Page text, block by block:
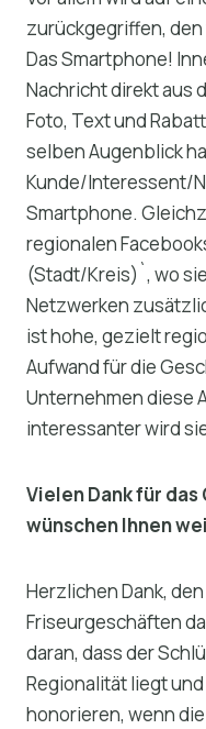
zurückgegriffen,
Das Smartphone!
Nachricht direkt aus
Foto, Text und
selben Augenblick
Kunde/Interessent/
Smartphone.
regionalen
(Stadt/Kreis)`, wo
Netzwerken
ist hohe, gezielt
Aufwand für die
Unternehmen diese
interessanter wird
Vielen Dank für
wünschen Ihnen
Herzlichen Dank,
Friseurgeschäften
daran, dass der
Regionalität liegt
honorieren, wenn